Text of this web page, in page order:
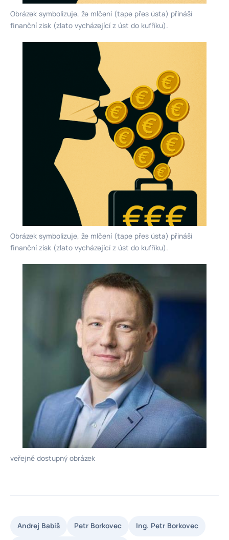
Obrázek symbolizuje, že mlčení (tape přes ústa) přináší
finanční zisk (zlato vycházející z úst do kufříku).
Obrázek symbolizuje, že mlčení (tape přes ústa) přináší
finanční zisk (zlato vycházející z úst do kufříku).
veřejně dostupný obrázek
Andrej Babiš Petr Borkovec Ing. Petr Borkovec